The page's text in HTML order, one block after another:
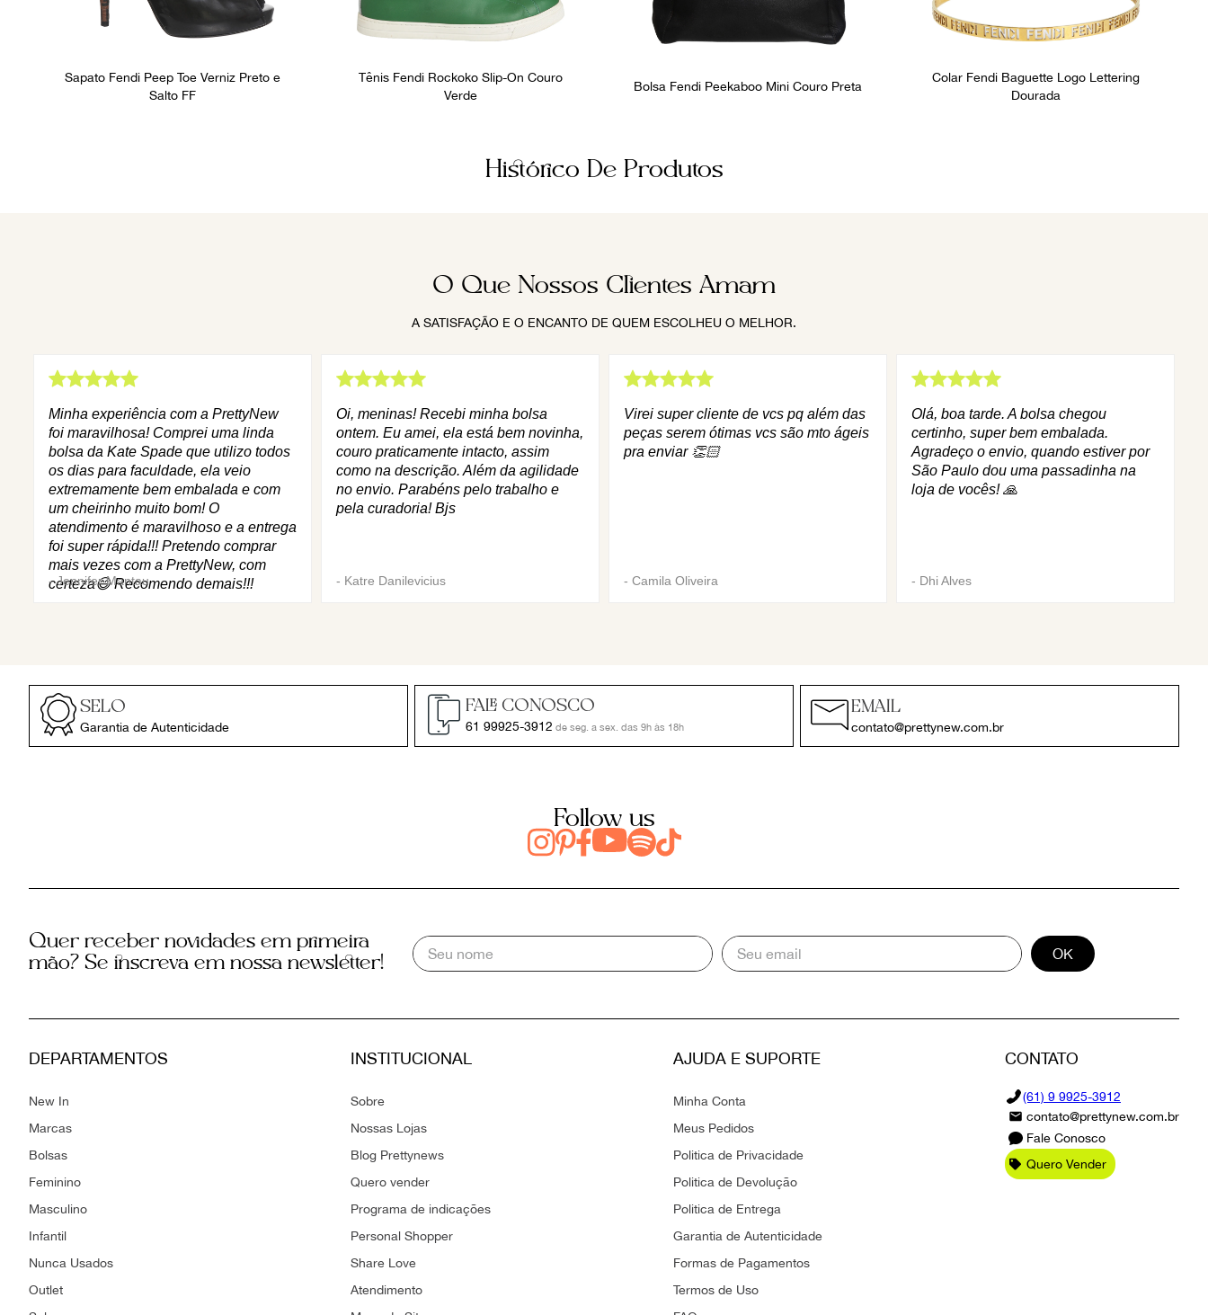
Sapato Fendi Peep Toe Verniz Preto e
Salto FF
Tênis Fendi Rockoko Slip-On Couro
Verde
Bolsa Fendi Peekaboo Mini Couro Preta
Colar Fendi Baguette Logo Lettering
Dourada
Histórico De Produtos
O Que Nossos Clientes Amam
A SATISFAÇÃO E O ENCANTO DE QUEM ESCOLHEU O MELHOR.
Minha experiência com a PrettyNew
foi maravilhosa! Comprei uma linda
bolsa da Kate Spade que utilizo todos
os dias para faculdade, ela veio
extremamente bem embalada e com
um cheirinho muito bom! O
atendimento é maravilhoso e a entrega
foi super rápida!!! Pretendo comprar
mais vezes com a PrettyNew, com
certeza😄 Recomendo demais!!!
-Jennifer Mantau
Oi, meninas! Recebi minha bolsa
ontem. Eu amei, ela está bem novinha,
couro praticamente intacto, assim
como na descrição. Além da agilidade
no envio. Parabéns pelo trabalho e
pela curadoria! Bjs
- Katre Danilevicius
Virei super cliente de vcs pq além das
peças serem ótimas vcs são mto ágeis
pra enviar 👏🏻
- Camila Oliveira
Olá, boa tarde. A bolsa chegou
certinho, super bem embalada.
Agradeço o envio, quando estiver por
São Paulo dou uma passadinha na
loja de vocês! 🙏
- Dhi Alves
SELO
Garantia de Autenticidade
FALE CONOSCO
61 99925-3912 de seg. a sex. das 9h às 18h
EMAIL
contato@prettynew.com.br
Follow us
Quer receber novidades em primeira
mão? Se inscreva em nossa newsletter!
OK
DEPARTAMENTOS
New In
Marcas
Bolsas
Feminino
Masculino
Infantil
Nunca Usados
Outlet
INSTITUCIONAL
Sobre
Nossas Lojas
Blog Prettynews
Quero vender
Programa de indicações
Personal Shopper
Share Love
Atendimento
AJUDA E SUPORTE
Minha Conta
Meus Pedidos
Politica de Privacidade
Politica de Devolução
Politica de Entrega
Garantia de Autenticidade
Formas de Pagamentos
Termos de Uso
CONTATO
(61) 9 9925-3912
contato@prettynew.com.br
Fale Conosco
Quero Vender